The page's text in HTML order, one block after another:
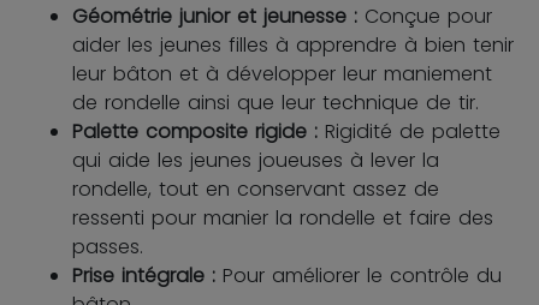
Géométrie junior et jeunesse : Conçue pour
aider les jeunes filles à apprendre à bien tenir
leur bâton et à développer leur maniement
de rondelle ainsi que leur technique de tir.
Palette composite rigide : Rigidité de palette
qui aide les jeunes joueuses à lever la
rondelle, tout en conservant assez de
ressenti pour manier la rondelle et faire des
passes.
Prise intégrale : Pour améliorer le contrôle du